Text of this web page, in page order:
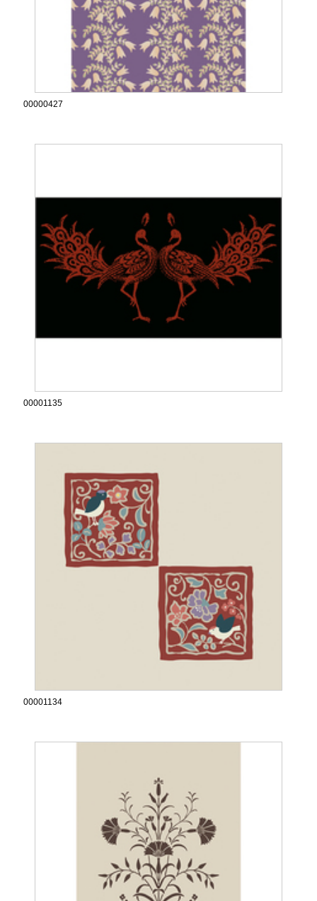
00000427
00001135
00001134